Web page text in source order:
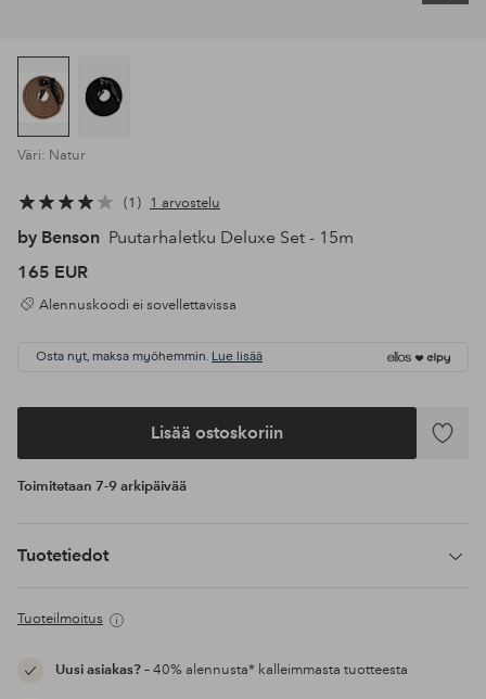
Väri: Natur
1 1 arvostelu
by Benson Puutarhaletku Deluxe Set - 15m
165 EUR
Alennuskoodi ei sovellettavissa
Osta nyt, maksa myöhemmin. Lue lisää
Lisää ostoskoriin
Lisää
Toimitetaan 7-9 arkipäivää
Tuotetiedot
Tuoteilmoitus
Uusi asiakas?– 40% alennusta* kalleimmasta tuotteesta